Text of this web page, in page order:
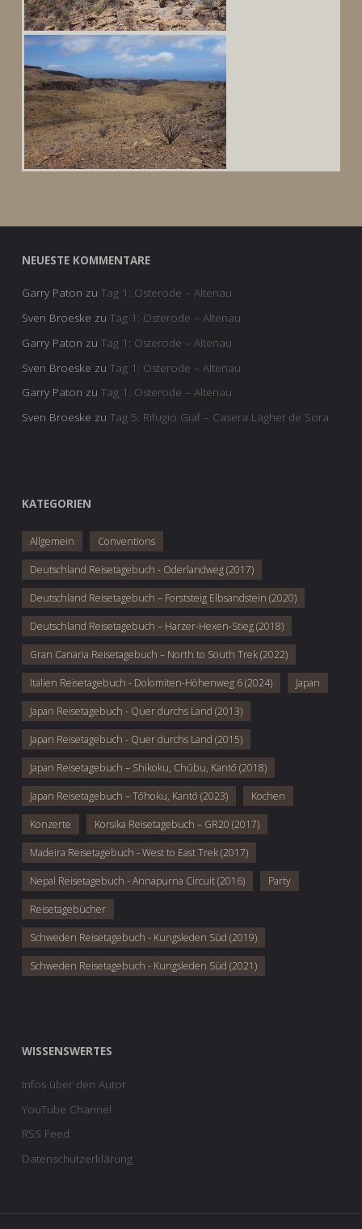
NEUESTE KOMMENTARE
Garry Paton zu Tag 1: Osterode – Altenau
Sven Broeske zu Tag 1: Osterode – Altenau
Garry Paton zu Tag 1: Osterode – Altenau
Sven Broeske zu Tag 1: Osterode – Altenau
Garry Paton zu Tag 1: Osterode – Altenau
Sven Broeske zu Tag 5: Rifugio Giaf – Casera Laghet de Sora
KATEGORIEN
Allgemein Conventions
Deutschland Reisetagebuch - Oderlandweg (2017)
Deutschland Reisetagebuch – Forststeig Elbsandstein (2020)
Deutschland Reisetagebuch – Harzer-Hexen-Stieg (2018)
Gran Canaria Reisetagebuch – North to South Trek (2022)
Italien Reisetagebuch - Dolomiten-Höhenweg 6 (2024) Japan
Japan Reisetagebuch - Quer durchs Land (2013)
Japan Reisetagebuch - Quer durchs Land (2015)
Japan Reisetagebuch – Shikoku, Chūbu, Kantō (2018)
Japan Reisetagebuch – Tōhoku, Kantō (2023) Kochen
Konzerte Korsika Reisetagebuch – GR20 (2017)
Madeira Reisetagebuch - West to East Trek (2017)
Nepal Reisetagebuch - Annapurna Circuit (2016) Party
Reisetagebücher
Schweden Reisetagebuch - Kungsleden Süd (2019)
Schweden Reisetagebuch - Kungsleden Süd (2021)
WISSENSWERTES
Infos über den Autor
YouTube Channel
RSS Feed
Datenschutzerklärung